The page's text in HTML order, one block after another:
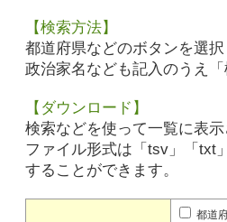
【検索方法】
都道府県などのボタンを選
政治家名なども記入のうえ
【ダウンロード】
検索などを使って一覧に表
ファイル形式は「tsv」「txt
することができます。
都道